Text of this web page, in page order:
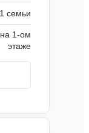
семьи
1-ом
этаже